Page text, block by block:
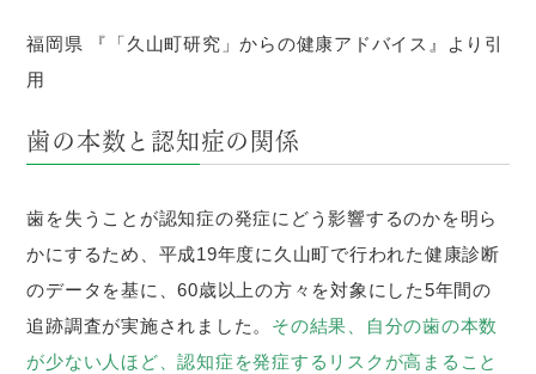
福岡県 『「久山町研究」からの健康アドバイス』より引
用
歯の本数と認知症の関係
歯を失うことが認知症の発症にどう影響するのかを明ら
かにするため、平成19年度に久山町で行われた健康診断
のデータを基に、60歳以上の方々を対象にした5年間の
追跡調査が実施されました。 その結果、自分の歯の本数
が少ない人ほど、認知症を発症するリスクが高まること